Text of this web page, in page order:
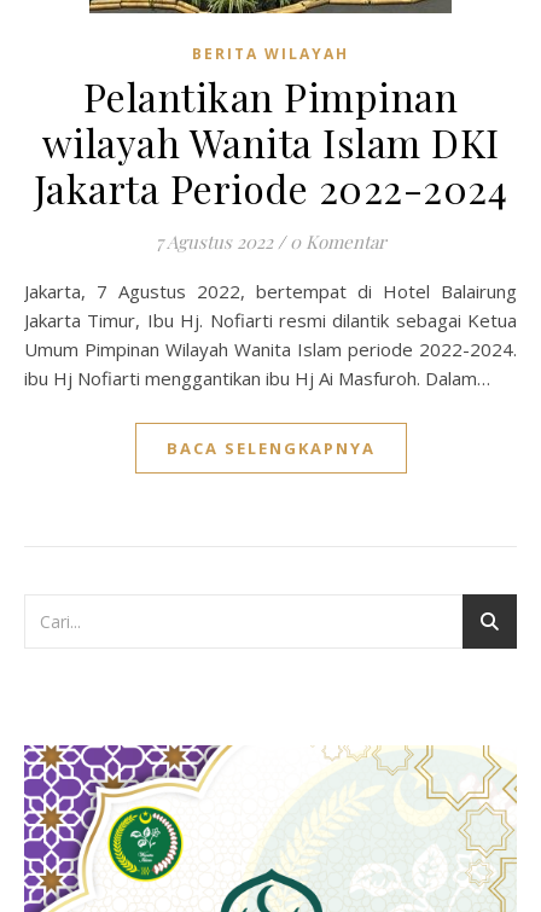
BERITA WILAYAH
Pelantikan Pimpinan
wilayah Wanita Islam DKI
Jakarta Periode 2022-2024
7 Agustus 2022 / 0 Komentar
Jakarta, 7 Agustus 2022, bertempat di Hotel Balairung
Jakarta Timur, Ibu Hj. Nofiarti resmi dilantik sebagai Ketua
Umum Pimpinan Wilayah Wanita Islam periode 2022-2024.
ibu Hj Nofiarti menggantikan ibu Hj Ai Masfuroh. Dalam…
BACA SELENGKAPNYA